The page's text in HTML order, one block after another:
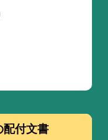
配付文書